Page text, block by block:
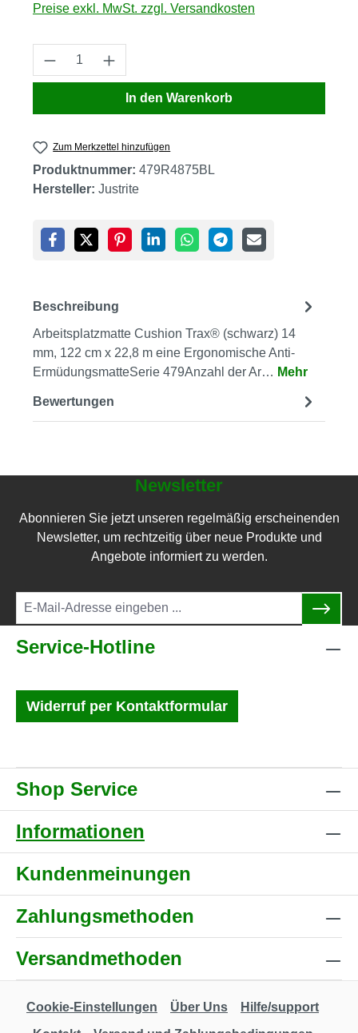
Preise exkl. MwSt. zzgl. Versandkosten
Produkt Anzahl: Gib den gewünschten
In den Warenkorb
Zum Merkzettel hinzufügen
Produktnummer: 479R4875BL
Hersteller: Justrite
Beschreibung
Arbeitsplatzmatte Cushion Trax® (schwarz) 14
mm, 122 cm x 22,8 m eine Ergonomische Anti-
ErmüdungsmatteSerie 479Anzahl der Ar… Mehr
Bewertungen
Newsletter
Abonnieren Sie jetzt unseren regelmäßig erscheinenden
Newsletter, um rechtzeitig über neue Produkte und
Angebote informiert zu werden.
Service-Hotline
Widerruf per Kontaktformular
Shop Service
Informationen
Kundenmeinungen
Zahlungsmethoden
Versandmethoden
Cookie-Einstellungen Über Uns
Hilfe/support